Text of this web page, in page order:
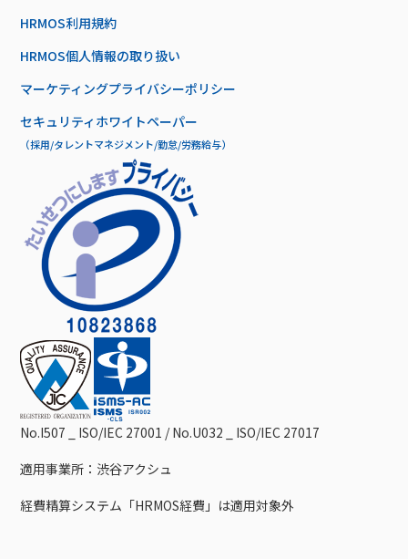
HRMOS利用規約
HRMOS個人情報の取り扱い
マーケティングプライバシーポリシー
セキュリティホワイトペーパー
（採用/タレントマネジメント/勤怠/労務給与）
No.I507 _ ISO/IEC 27001 / No.U032 _ ISO/IEC 27017
適用事業所：渋谷アクシュ
経費精算システム「HRMOS経費」は適用対象外